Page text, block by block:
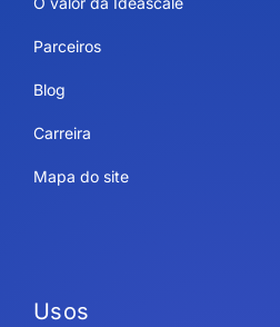
Parceiros
Blog
Carreira
Mapa do site
Usos